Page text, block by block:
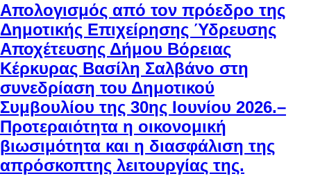
Απολογισμός από τον πρόεδρο της
Δημοτικής Επιχείρησης Ύδρευσης
Αποχέτευσης Δήμου Βόρειας
Κέρκυρας Βασίλη Σαλβάνο στη
συνεδρίαση του Δημοτικού
Συμβουλίου της 30ης Ιουνίου 2026.–
Προτεραιότητα η οικονομική
βιωσιμότητα και η διασφάλιση της
απρόσκοπτης λειτουργίας της.